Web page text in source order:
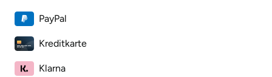
PayPal
Kreditkarte
Klarna
Ibbenbüren
Ingolstadt